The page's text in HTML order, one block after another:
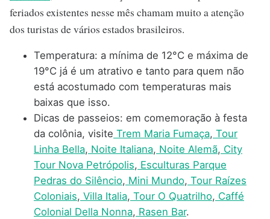
feriados existentes nesse mês chamam muito a atenção
dos turistas de vários estados brasileiros.
Temperatura: a mínima de 12°C e máxima de
19°C já é um atrativo e tanto para quem não
está acostumado com temperaturas mais
baixas que isso.
Dicas de passeios: em comemoração à festa
da colônia, visite Trem Maria Fumaça, Tour
Linha Bella, Noite Italiana, Noite Alemã, City
Tour Nova Petrópolis, Esculturas Parque
Pedras do Silêncio, Mini Mundo, Tour Raízes
Coloniais, Villa Italia, Tour O Quatrilho, Caffé
Colonial Della Nonna, Rasen Bar.